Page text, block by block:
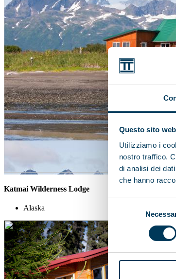
Questo sito
Utilizziamo i
nostro traffico.
di analisi dei
che hanno
consenso
Katmai Wilderness Lodge
Alaska